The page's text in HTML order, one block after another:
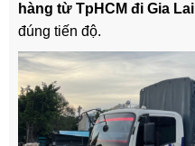
hàng từ TpHCM đi Gia Lai
đúng tiến độ.